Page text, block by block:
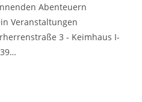
Abenteuern
Veranstaltungen
3 - Keimhaus I-